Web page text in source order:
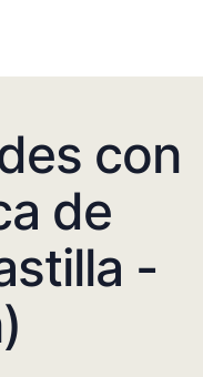
con
de
-